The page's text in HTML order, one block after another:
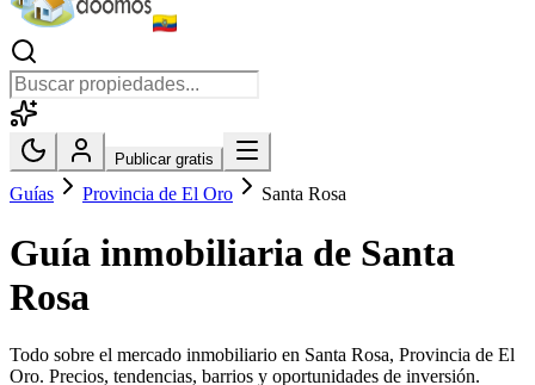
Publicar gratis
Guías Provincia de El Oro Santa Rosa
Guía inmobiliaria de Santa
Rosa
Todo sobre el mercado inmobiliario en Santa Rosa, Provincia de El
Oro. Precios, tendencias, barrios y oportunidades de inversión.